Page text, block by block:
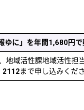
ゆに」を年間1,680円
地域活性課地域活性担
2112まで申し込みくださ